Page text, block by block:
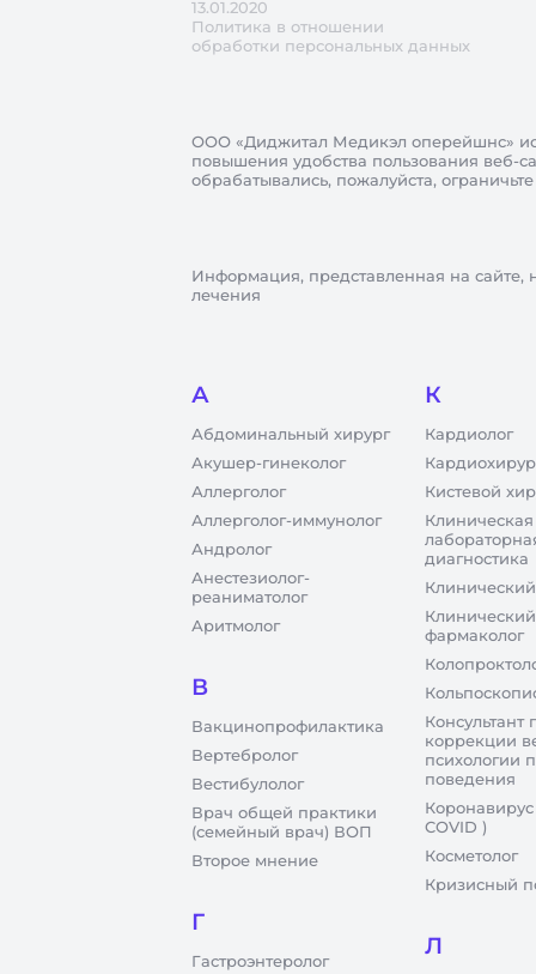
13.01.2020
Политика в отношении
обработки персональных данных
ООО «Диджитал Медикэл оперейшнс»
повышения удобства пользования веб-
обрабатывались, пожалуйста,
Информация, представленная на сайте,
лечения
А
Абдоминальный хирург
Акушер-гинеколог
Аллерголог
Аллерголог-иммунолог
Андролог
Анестезиолог-
реаниматолог
Аритмолог
В
Вакцинопрофилактика
Вертебролог
Вестибулолог
Врач общей практики
(семейный врач) ВОП
Второе мнение
Г
Гастроэнтеролог
К
Кардиолог
Кистевой
Клиническая
диагностика
Клинический
фармаколог
Консультант
коррекции
психологии
поведения
COVID )
Косметолог
Кризисный
Л